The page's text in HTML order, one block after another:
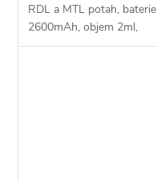
RDL a MTL potah, baterie
2600mAh, objem 2ml,
automatické a manuální